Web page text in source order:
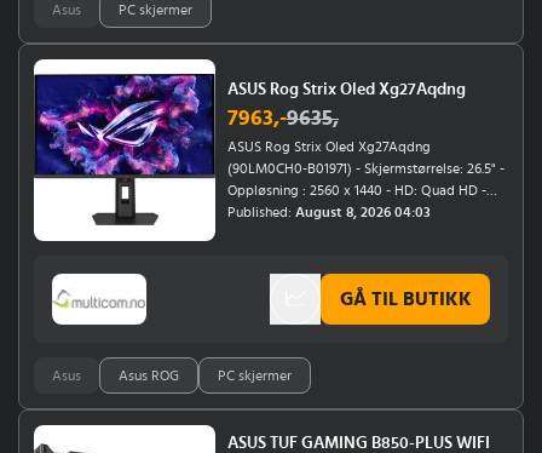
Asus PC skjermer
ASUS Rog Strix Oled Xg27Aqdng
7963,-9635,
ASUS Rog Strix Oled Xg27Aqdng
(90LM0CH0-B01971) - Skjermstørrelse: 26.5" -
Oppløsning : 2560 x 1440 - HD: Quad HD -
DP: 1 - HDMI: 2 - Berøringsskjerm: Nei -
- Energieffektivitetsklasse: F -
Oppdateringsfrekvens: 360Hz
Published: August 8, 2026 04:03
Asus Asus ROG PC skjermer
GÅ TIL BUTIKK
ASUS TUF GAMING B850-PLUS WIFI